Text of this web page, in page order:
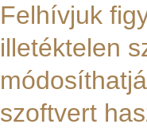
Felhívjuk
illetéktelen
szoftvert